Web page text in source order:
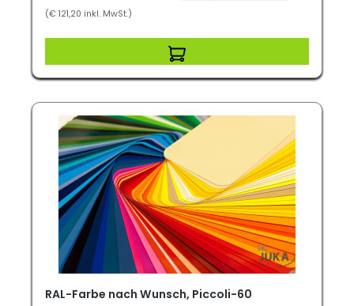
(€ 121,20 inkl. MwSt.)
RAL-Farbe nach Wunsch, Piccoli-60